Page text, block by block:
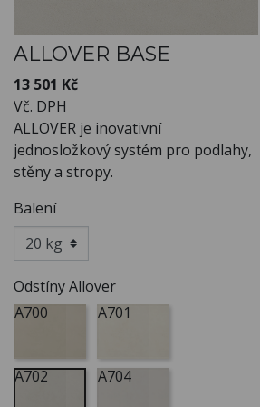
ALLOVER BASE
13 501 Kč
Vč. DPH
ALLOVER je inovativní
jednosložkový systém pro podlahy,
stěny a stropy.
Balení
Odstíny Allover
A700
A701
A702 A704